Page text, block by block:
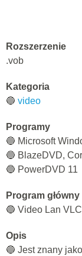
Rozszerzenie
.vob
Kategoria
🔵 video
Programy
🔵 Microsoft
🔵 BlazeDVD,
🔵 PowerDVD 11
Program główny
🔵 Video Lan
Opis
🔵 Jest znany